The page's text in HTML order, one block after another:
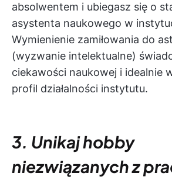
absolwentem i ubiegasz się o
asystenta naukowego w
Wymienienie zamiłowania do
(wyzwanie intelektualne)
ciekawości naukowej i idealnie
profil działalności instytutu.
3. Unikaj hobby
niezwiązanych z